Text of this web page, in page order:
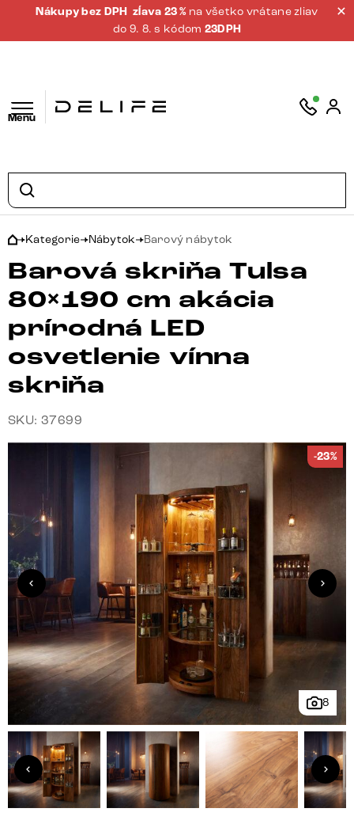
Nákupy bez DPH zĺava 23 % na všetko vrátane zliav
do 9. 8. s kódom 23DPH
Menu
Kategorie Nábytok Barový nábytok
Barová skriňa Tulsa
80×190 cm akácia
prírodná LED
osvetlenie vínna
skriňa
SKU: 37699
8
-23%